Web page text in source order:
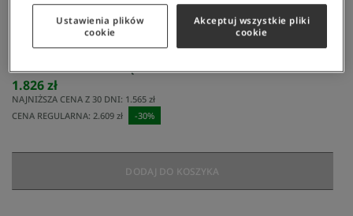
Lacoste/Mężczyzna/Odzież/Kurtki I Płaszcze/Niebieska Kurtka Męska
Niebieska kurtka męska
1.826 zł
NAJNIŻSZA CENA Z 30 DNI: 1.565 zł
CENA REGULARNA: 2.609 zł -30%
DODAJ DO KOSZYKA
Ustawienia plików
cookie
Akceptuj wszystkie pliki
cookie